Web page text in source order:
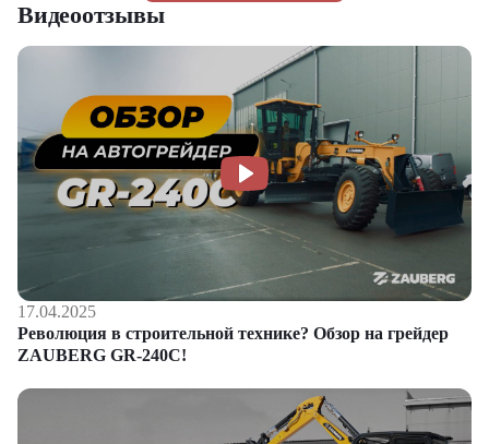
Видеоотзывы
17.04.2025
Революция в строительной технике? Обзор на грейдер
ZAUBERG GR-240C!